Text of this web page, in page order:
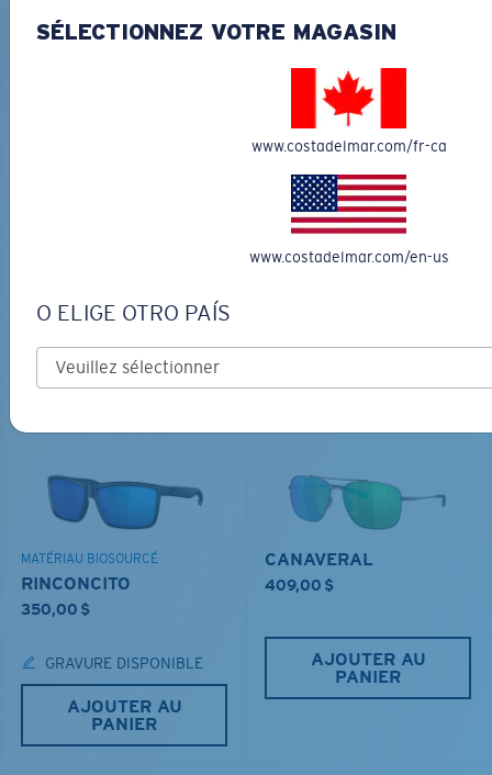
PANIER
LOS ALIJOS
336,00 $
GRAVURE DISPONIBLE
MATÉRIAU BIOSOURCÉ
RINCONCITO
350,00 $
GRAVURE DISPONIBLE
AJOUTER AU
PANIER
CANAVERAL
409,00 $
AJOUTER AU
PANIER
SÉLECTIONNEZ VOTRE MAGASIN
www.costadelmar.com/fr-ca
www.costadelmar.com/en-us
O ELIGE OTRO PAÍS